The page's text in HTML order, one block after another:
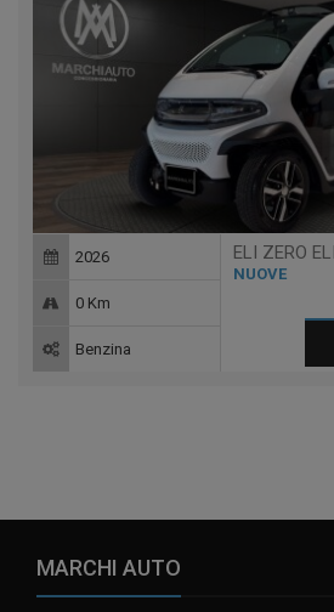
NUOVE
2026
0 Km
Benzina
MARCHI AUTO